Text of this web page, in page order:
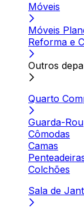
Móveis
Móveis
Reforma e
Outros
Quarto
Guarda-
Cômodas
Camas
Colchões
Sala de